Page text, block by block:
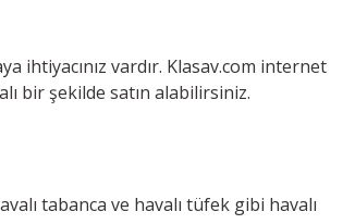
ihtiyacınız vardır. Klasav.com internet
bir şekilde satın alabilirsiniz.
tabanca ve havalı tüfek gibi havalı